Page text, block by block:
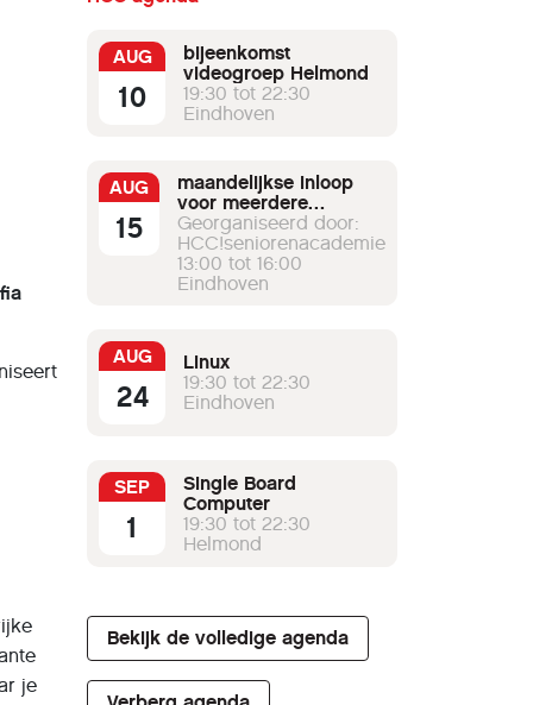
je
AUG
10
bijeenkomst
videogroep Helmond
19:30 tot 22:30
Eindhoven
AUG
15
maandelijkse inloop
voor meerdere
werkgroepen
Georganiseerd door:
HCC!seniorenacademie
13:00 tot 16:00
Eindhoven
AUG
24
Linux
19:30 tot 22:30
Eindhoven
SEP
1
Single Board
Computer
19:30 tot 22:30
Helmond
Bekijk de volledige agenda